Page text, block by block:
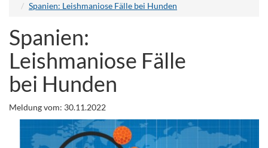
Spanien: Leishmaniose Fälle bei Hunden
Spanien:
Leishmaniose Fälle
bei Hunden
Meldung vom: 30.11.2022